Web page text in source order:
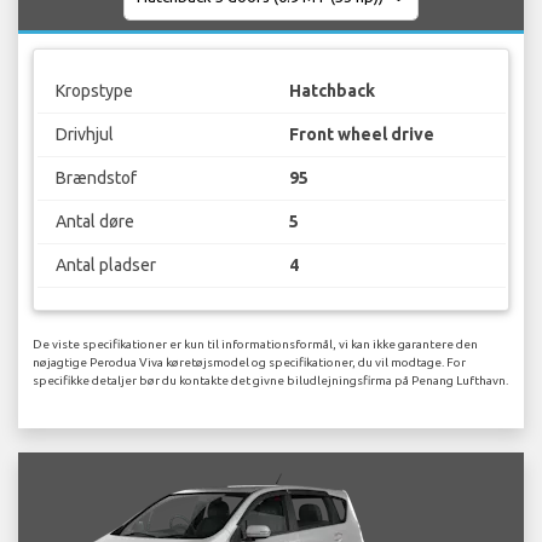
Kropstype Hatchback
Drivhjul Front wheel drive
Brændstof 95
Antal døre 5
Antal pladser 4
De viste specifikationer er kun til informationsformål, vi kan ikke garantere den
nøjagtige Perodua Viva køretøjsmodel og specifikationer, du vil modtage. For
specifikke detaljer bør du kontakte det givne biludlejningsfirma på Penang Lufthavn.